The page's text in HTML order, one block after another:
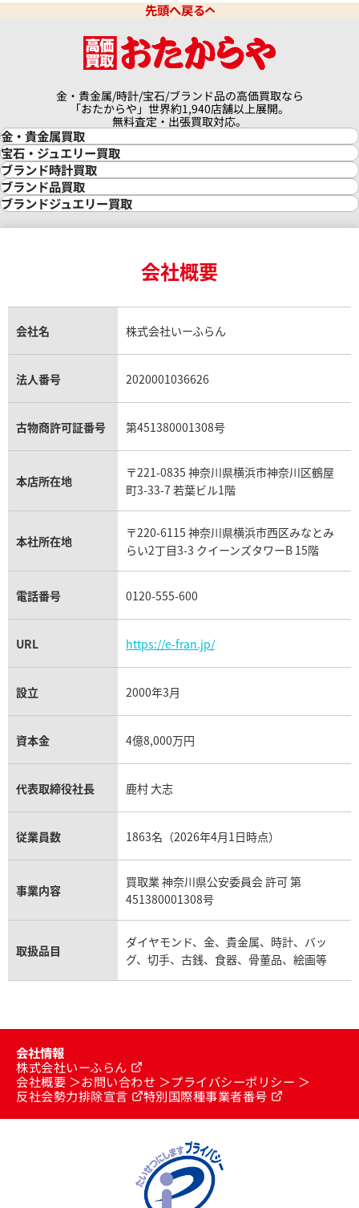
先頭へ戻る
金・貴金属/時計/宝石/ブランド品の高価買取なら
「おたからや」世界約1,940店舗以上展開。
無料査定・出張買取対応。
金・貴金属買取
金買取
金の相場価格情報
金の参考買取価格一覧
インゴット買取
インゴットの相場価格情報
24金買取
金貨買取
貴金属買取
銀・シルバー買取
パラジウム買取
宝石・ジュエリー買取
宝石・ジュエリー買取
ダイヤモンド買取
ダイヤモンド・宝石の参考価格一覧
リング・結婚指輪買取
エメラルド買取
トパーズ買取
タンザナイト買取
キャッツアイ買取
アクアマリン買取
ブランド時計買取
時計買取
ロレックス買取
ロレックス デイトナ買取
ロレックス サブマリーナー買取
ロレックス エクスプローラー買取
ロレックス デイトジャスト買取
パテック フィリップノーチラス買取
ヴァシュロン・コンスタンタン買取
オメガ買取
カルティエ買取
フランク ミュラー買取
リシャール・ミル買取
パネライ買取
チューダー（チュードル）買取
ブランド品買取
ブランド買取
シャネル マトラッセ買取
セリーヌ買取
プラダ買取
ブランドジュエリー買取
ヴァンクリーフ＆アーペル買取
ショーメ買取
ダミアーニ買取
モーブッサン買取
会社概要
会社名 株式会社いーふらん
法人番号 2020001036626
古物商許可証番号 第451380001308号
本店所在地
〒221-0835 神奈川県横浜市神奈川区鶴屋
町3-33-7 若葉ビル1階
本社所在地
〒220-6115 神奈川県横浜市西区みなとみ
らい2丁目3-3 クイーンズタワーB 15階
電話番号 0120-555-600
URL https://e-fran.jp/
設立 2000年3月
資本金 4億8,000万円
代表取締役社長 鹿村 大志
従業員数 1863名（2026年4月1日時点）
事業内容
買取業 神奈川県公安委員会 許可 第
451380001308号
取扱品目
ダイヤモンド、金、貴金属、時計、バッ
グ、切手、古銭、食器、骨董品、絵画等
会社情報
株式会社いーふらん
会社概要
お問い合わせ
プライバシーポリシー
反社会勢力排除宣言
特別国際種事業者番号